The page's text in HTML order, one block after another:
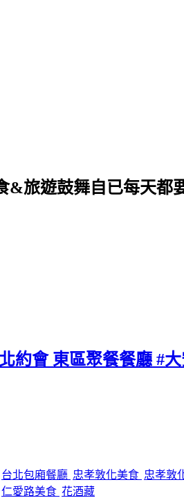
旅遊鼓舞自已每天都
約會 東區聚餐餐廳 #
台北包廂餐廳 忠孝敦化美食 忠孝敦
仁愛路美食 花酒藏